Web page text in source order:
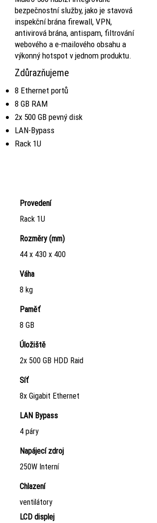
bezpečnostní služby, jako je stavová
inspekční brána firewall, VPN,
antivirová brána, antispam, filtrování
webového a e-mailového obsahu a
výkonný hotspot v jednom produktu.
Zdůrazňujeme
8 Ethernet portů
8 GB RAM
2x 500 GB pevný disk
LAN-Bypass
Rack 1U
Provedení
Rack 1U
Rozměry (mm)
44 x 430 x 400
Váha
8 kg
Paměť
8 GB
Úložiště
2x 500 GB HDD Raid
Síť
8x Gigabit Ethernet
LAN Bypass
4 páry
Napájecí zdroj
250W Interní
LCD displej
Chlazení
ventilátory